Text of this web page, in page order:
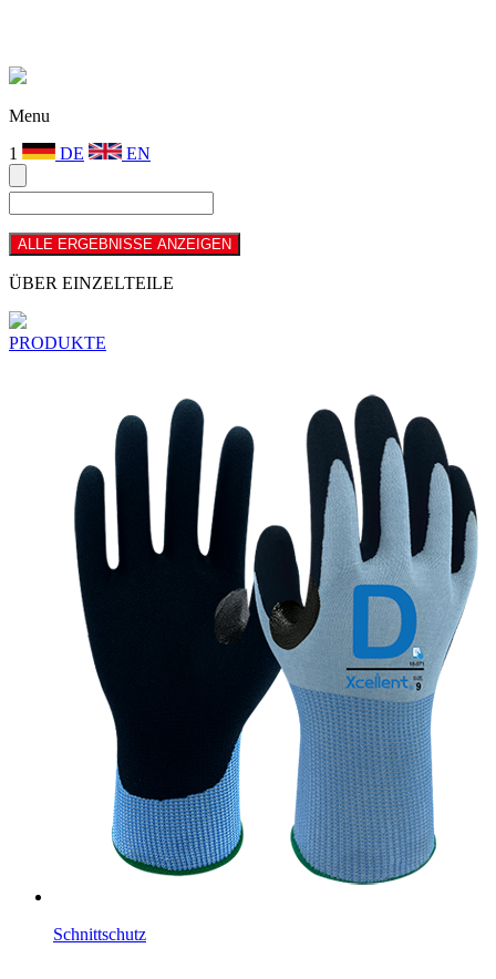
Menu
1
DE EN
ÜBER EINZELTEILE
PRODUKTE
Schnittschutz